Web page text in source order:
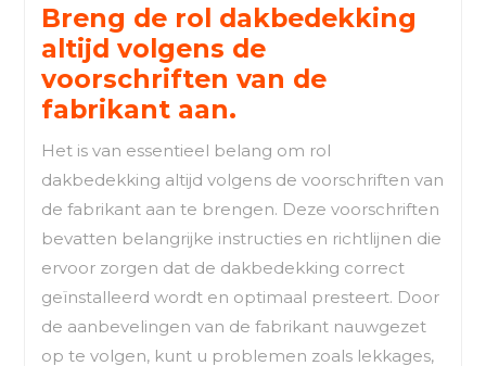
Breng de rol dakbedekking
altijd volgens de
voorschriften van de
fabrikant aan.
Het is van essentieel belang om rol
dakbedekking altijd volgens de voorschriften van
de fabrikant aan te brengen. Deze voorschriften
bevatten belangrijke instructies en richtlijnen die
ervoor zorgen dat de dakbedekking correct
geïnstalleerd wordt en optimaal presteert. Door
de aanbevelingen van de fabrikant nauwgezet
op te volgen, kunt u problemen zoals lekkages,